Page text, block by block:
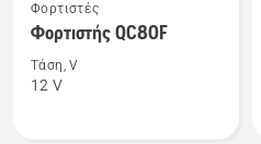
περισσότερες
λεπτομέρειες
για
Φορτιστές
Φορτιστής QC80F
Τάση, V
12 V